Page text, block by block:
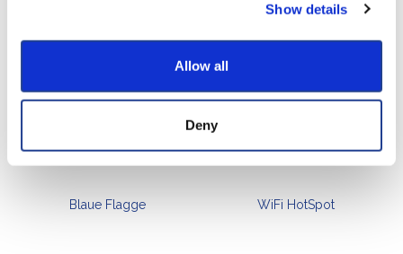
Show details
Allow all
Deny
Blaue Flagge WiFi HotSpot